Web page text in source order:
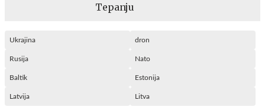
Tepanju
Ukrajina dron
Rusija Nato
Baltik Estonija
Latvija Litva